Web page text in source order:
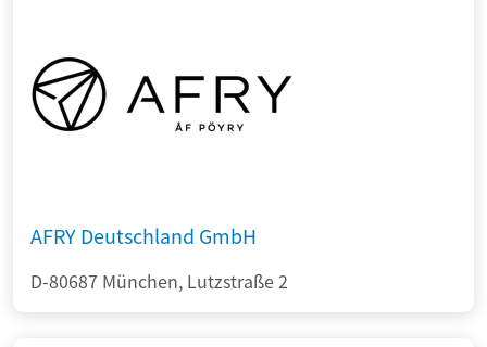
AFRY Deutschland GmbH
D-80687 München, Lutzstraße 2